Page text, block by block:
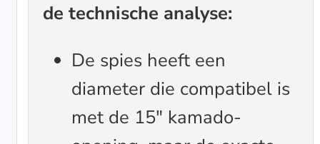
de technische analyse:
De spies heeft een
diameter die compatibel is
met de 15″ kamado-